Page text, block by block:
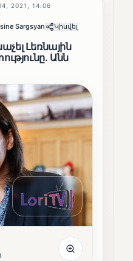
2021, 14:06
Sargsyan Կիսվել
Լեռնային
Անն